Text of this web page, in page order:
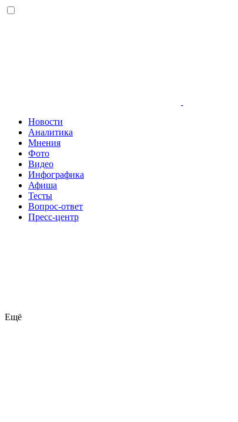
Новости
Аналитика
Мнения
Фото
Видео
Инфографика
Афиша
Тесты
Вопрос-ответ
Пресс-центр
Ещё